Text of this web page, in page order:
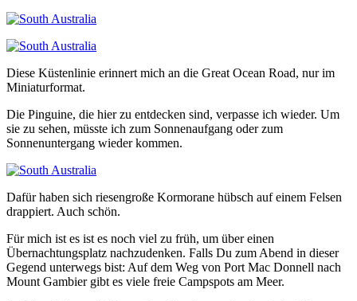
Diese Küstenlinie erinnert mich an die Great Ocean Road, nur im
Miniaturformat.
Die Pinguine, die hier zu entdecken sind, verpasse ich wieder. Um
sie zu sehen, müsste ich zum Sonnenaufgang oder zum
Sonnenuntergang wieder kommen.
Dafür haben sich riesengroße Kormorane hübsch auf einem Felsen
drappiert. Auch schön.
Für mich ist es ist es noch viel zu früh, um über einen
Übernachtungsplatz nachzudenken. Falls Du zum Abend in dieser
Gegend unterwegs bist: Auf dem Weg von Port Mac Donnell nach
Mount Gambier gibt es viele freie Campspots am Meer.